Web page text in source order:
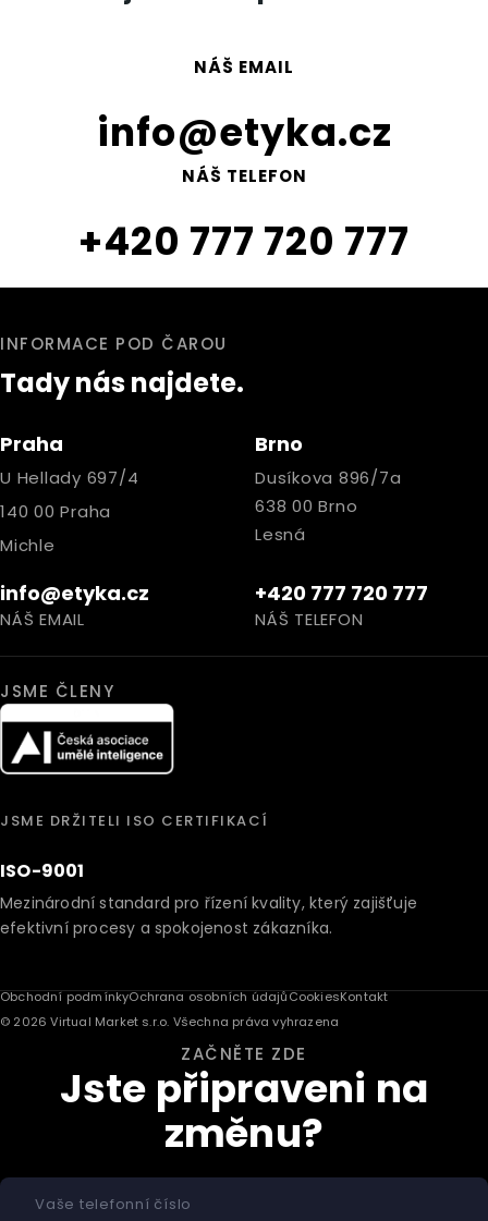
NÁŠ EMAIL
info@etyka.cz
NÁŠ TELEFON
+420 777 720 777
INFORMACE POD ČAROU
Tady nás najdete.
Praha
U Hellady 697/4
140 00 Praha
Michle
Brno
Dusíkova 896/7a
638 00 Brno
Lesná
info@etyka.cz
NÁŠ EMAIL
+420 777 720 777
NÁŠ TELEFON
JSME ČLENY
JSME DRŽITELI ISO CERTIFIKACÍ
ISO-9001
Mezinárodní standard pro řízení kvality, který zajišťuje
efektivní procesy a spokojenost zákazníka.
Obchodní podmínkyOchrana osobních údajůCookiesKontakt
© 2026 Virtual Market s.r.o. Všechna práva vyhrazena
ZAČNĚTE ZDE
Jste připraveni na
změnu?